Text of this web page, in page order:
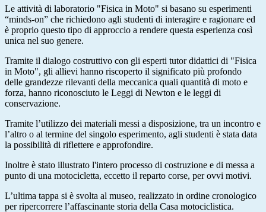
Le attività di laboratorio "Fisica in Moto" si basano su esperimenti
“minds-on” che richiedono agli studenti di interagire e ragionare ed
è proprio questo tipo di approccio a rendere questa esperienza così
unica nel suo genere.
Tramite il dialogo costruttivo con gli esperti tutor didattici di "Fisica
in Moto", gli allievi hanno riscoperto il significato più profondo
delle grandezze rilevanti della meccanica quali quantità di moto e
forza, hanno riconosciuto le Leggi di Newton e le leggi di
conservazione.
Tramite l’utilizzo dei materiali messi a disposizione, tra un incontro e
l’altro o al termine del singolo esperimento, agli studenti è stata data
la possibilità di riflettere e approfondire.
Inoltre è stato illustrato l'intero processo di costruzione e di messa a
punto di una motocicletta, eccetto il reparto corse, per ovvi motivi.
L’ultima tappa si è svolta al museo, realizzato in ordine cronologico
per ripercorrere l’affascinante storia della Casa motociclistica.